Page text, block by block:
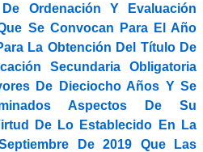
Ordenación Y Evaluación
Se Convocan Para El Año
La Obtención Del Título De
Secundaria Obligatoria
De Dieciocho Años Y Se
Aspectos De Su
De Lo Establecido En La
De 2019 Que Las